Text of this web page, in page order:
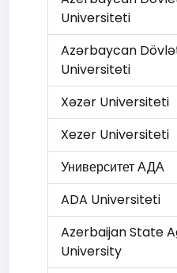
Universiteti
Azərbaycan
Universiteti
Xəzər Universiteti
Xezer Universiteti
Университет АДА
ADA Universiteti
Azerbaijan State
University